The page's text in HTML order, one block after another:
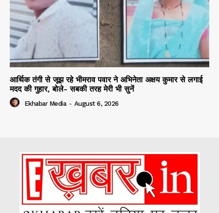
आर्थिक तंगी से जूझ रहे भीमराव पवार ने अभिनेता अक्षय कुमार से लगाई
मदद की गुहार, बोले- सबकी तरह मेरी भी सुनें
Ekhabar Media - August 6, 2026